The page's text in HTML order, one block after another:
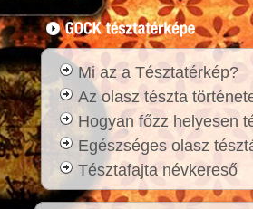
Mi az a Tésztatérkép?
Az olasz tészta
Hogyan főzz helyesen
Egészséges olasz
Tésztafajta névkereső